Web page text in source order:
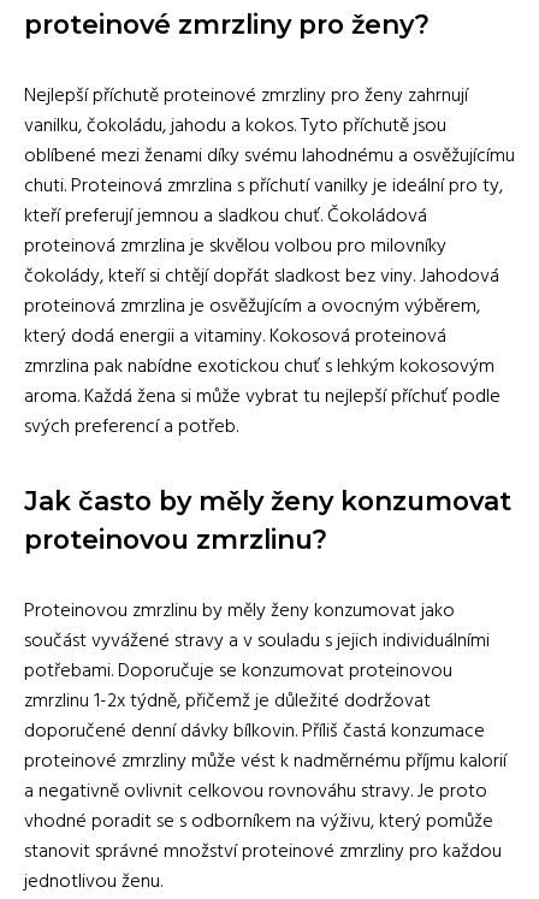
proteinové zmrzliny pro ženy?
Nejlepší příchutě proteinové zmrzliny pro ženy zahrnují
vanilku, čokoládu, jahodu a kokos. Tyto příchutě jsou
oblíbené mezi ženami díky svému lahodnému a osvěžujícímu
chuti. Proteinová zmrzlina s příchutí vanilky je ideální pro ty,
kteří preferují jemnou a sladkou chuť. Čokoládová
proteinová zmrzlina je skvělou volbou pro milovníky
čokolády, kteří si chtějí dopřát sladkost bez viny. Jahodová
proteinová zmrzlina je osvěžujícím a ovocným výběrem,
který dodá energii a vitaminy. Kokosová proteinová
zmrzlina pak nabídne exotickou chuť s lehkým kokosovým
aroma. Každá žena si může vybrat tu nejlepší příchuť podle
svých preferencí a potřeb.
Jak často by měly ženy konzumovat
proteinovou zmrzlinu?
Proteinovou zmrzlinu by měly ženy konzumovat jako
součást vyvážené stravy a v souladu s jejich individuálními
potřebami. Doporučuje se konzumovat proteinovou
zmrzlinu 1-2x týdně, přičemž je důležité dodržovat
doporučené denní dávky bílkovin. Příliš častá konzumace
proteinové zmrzliny může vést k nadměrnému příjmu kalorií
a negativně ovlivnit celkovou rovnováhu stravy. Je proto
vhodné poradit se s odborníkem na výživu, který pomůže
stanovit správné množství proteinové zmrzliny pro každou
jednotlivou ženu.